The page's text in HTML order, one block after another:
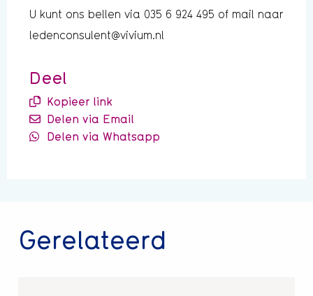
U kunt ons bellen via 035 6 924 495 of mail naar
ledenconsulent@vivium.nl
Deel
Kopieer link
Delen via Email
Delen via Whatsapp
Gerelateerd